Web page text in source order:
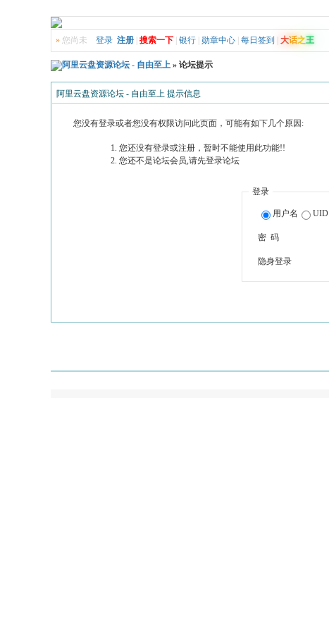
» 您尚未 登录 注册 搜索一下 银行 勋章中心 每日签到 大话之王
阿里云盘资源论坛 - 自由至上 » 论坛提示
阿里云盘资源论坛 - 自由至上 提示信息
您没有登录或者您没有权限访问此页面，可能有如下几个原因:
您还没有登录或注册，暂时不能使用此功能!!
您还不是论坛会员,请先登录论坛
登录
用户名 UID
密 码
隐身登录